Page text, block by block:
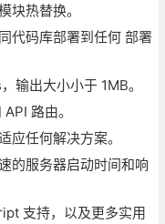
块热替换。
代码库部署到任何 部署
输出大小小于 1MB。
路由。
应任何解决方案。
的服务器启动时间和响
支持，以及更多实用